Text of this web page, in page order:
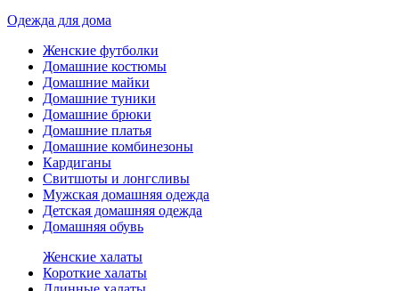
Одежда для дома
Женские футболки
Домашние костюмы
Домашние майки
Домашние туники
Домашние брюки
Домашние платья
Домашние комбинезоны
Кардиганы
Свитшоты и лонгсливы
Мужская домашняя одежда
Детская домашняя одежда
Домашняя обувь
Женские халаты
Короткие халаты